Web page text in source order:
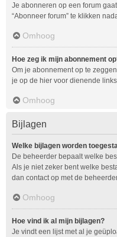
Je abonneren op een forum
“Abonneer forum” te klikken
Omhoog
Hoe zeg ik mijn abonnement
Om je abonnement op te
je op de hier voor dienende
Omhoog
Bijlagen
Welke bijlagen worden
De beheerder bepaalt welke
Als je niet zeker bent welke
dan contact op met de
Omhoog
Hoe vind ik al mijn bijlagen?
Je vindt een lijst met al je